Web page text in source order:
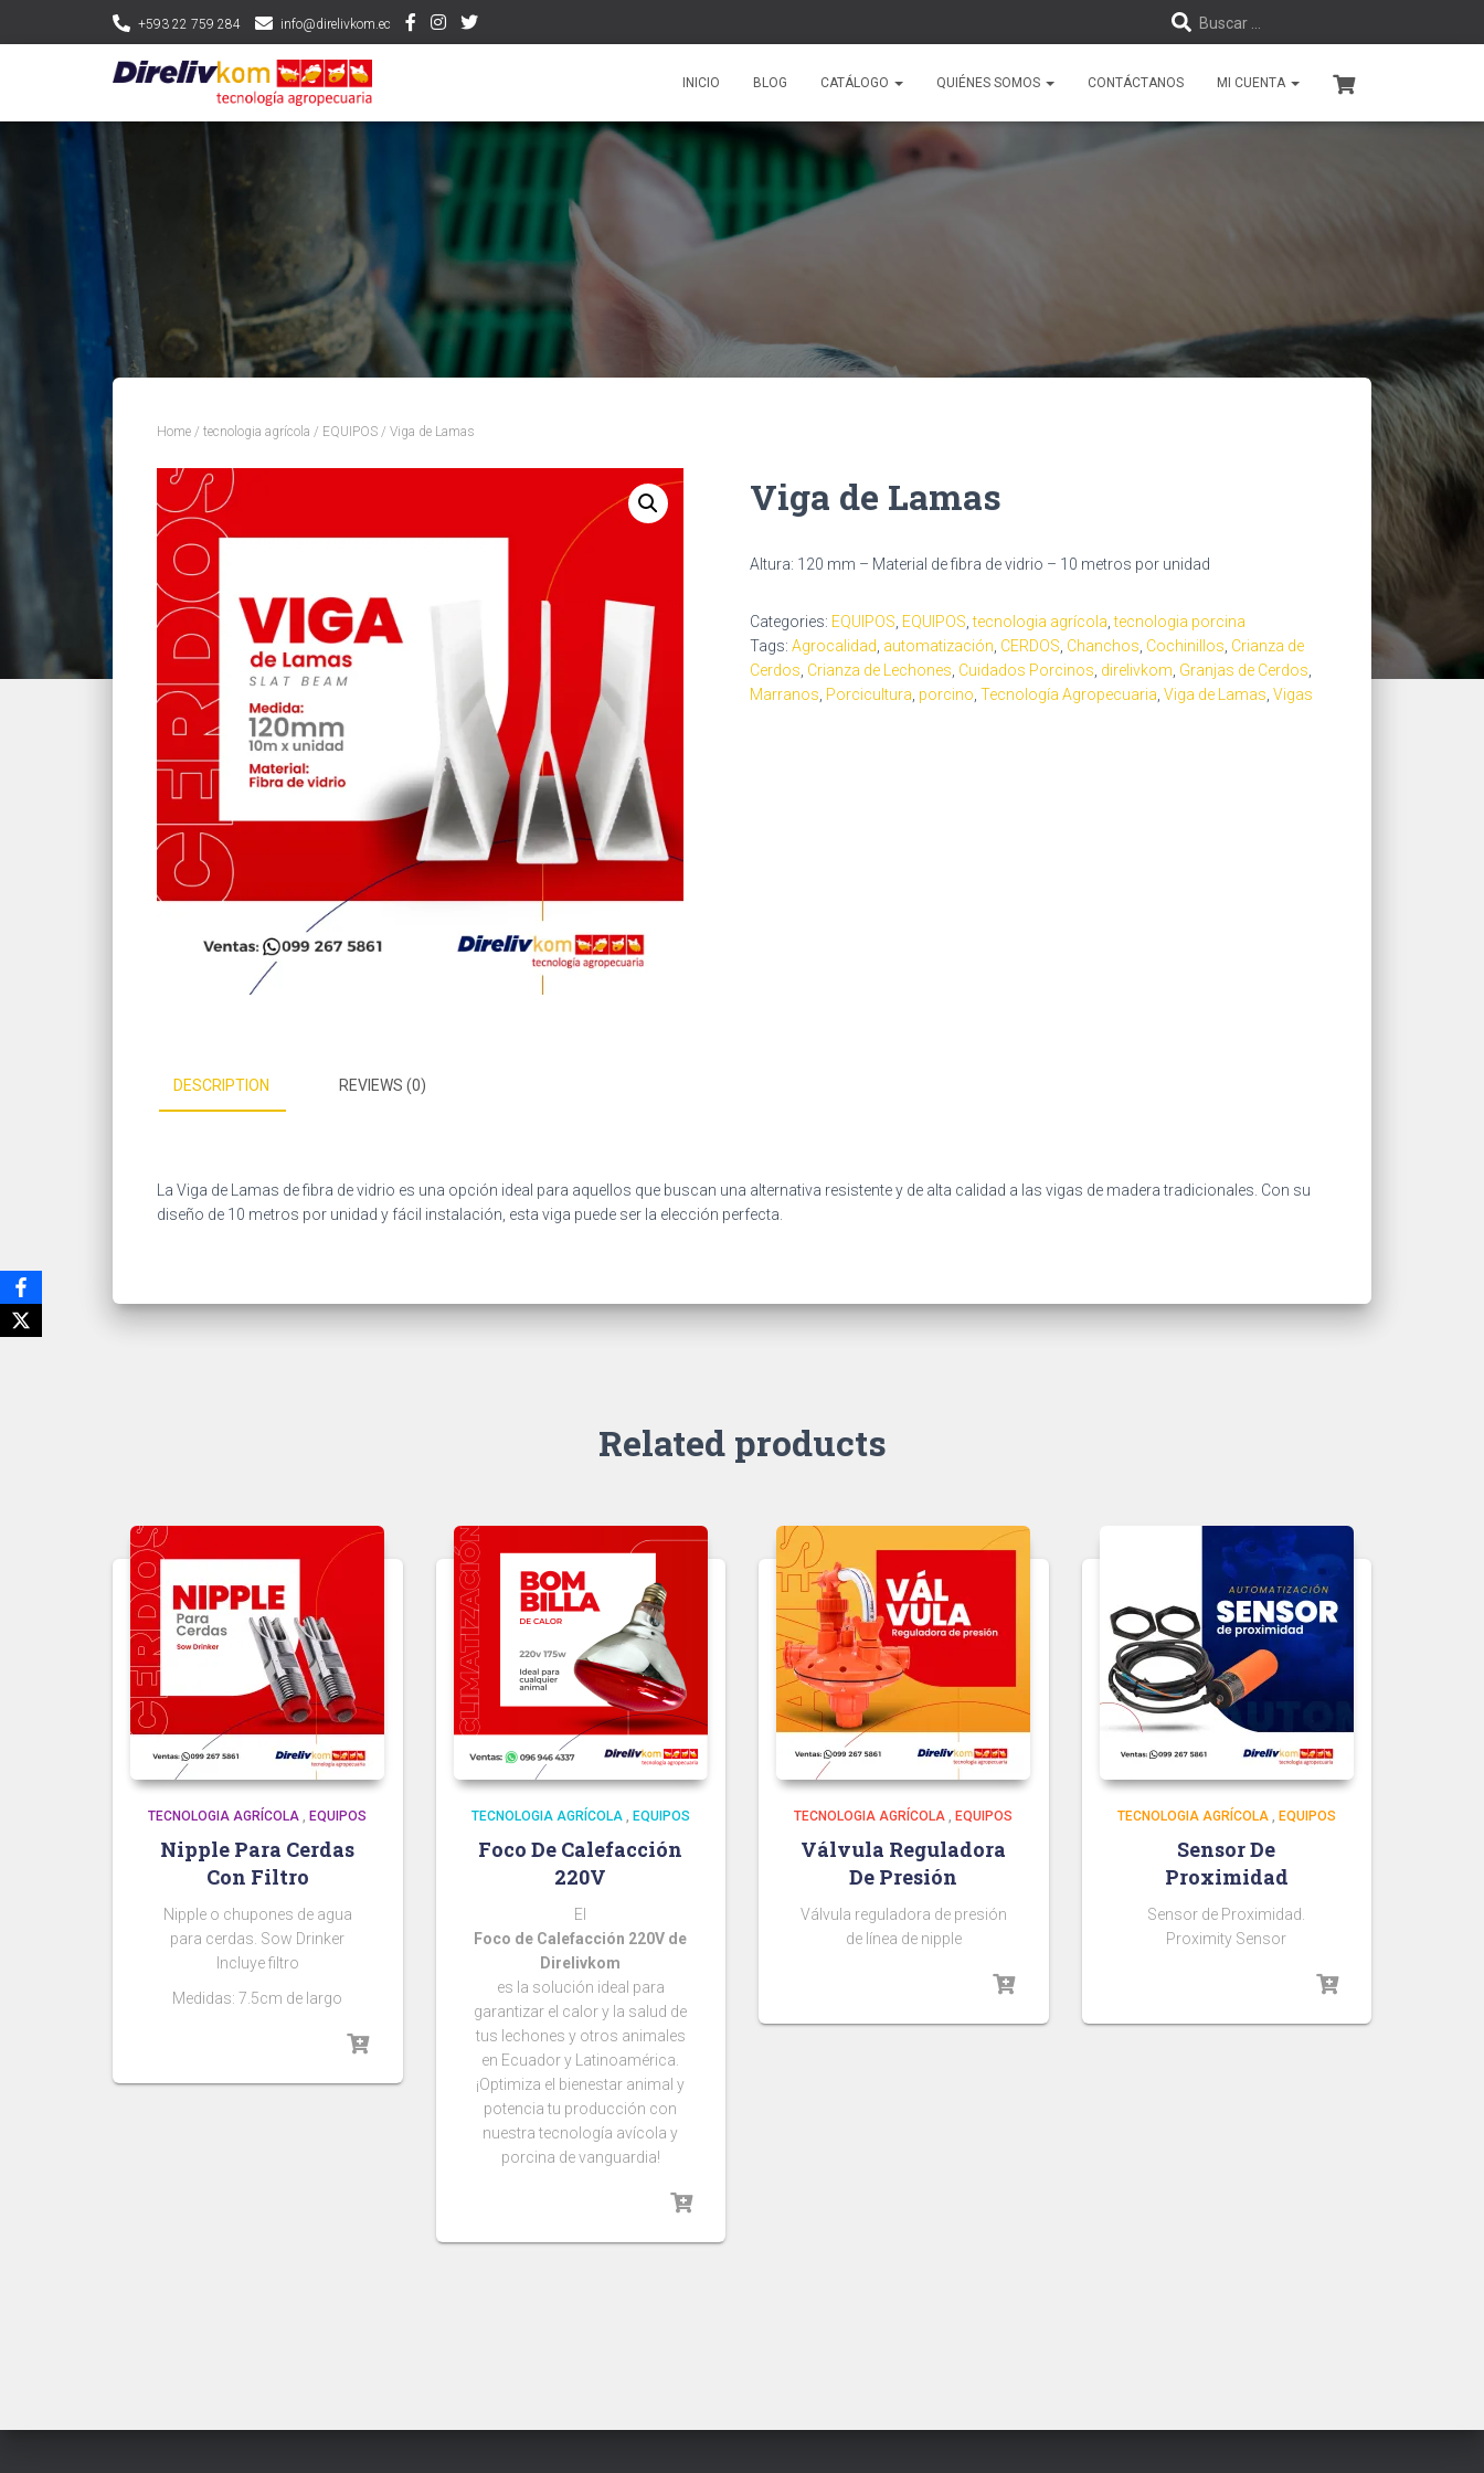
Buscar …
+593 22 759 284 info@direlivkom.ec
INICIO BLOG CATÁLOGO QUIÉNES SOMOS CONTÁCTANOS MI CUENTA
Home / tecnologia agrícola / EQUIPOS / Viga de Lamas
Viga de Lamas
Altura: 120 mm – Material de fibra de vidrio – 10 metros por unidad
Categories: EQUIPOS EQUIPOS ,tecnologia agrícola ,tecnologia porcina
Tags: Agrocalidad automatización CERDOS Chanchos Cochinillos Crianza de
Cerdos Crianza de Lechones Cuidados Porcinos direlivkom Granjas de Cerdos
Marranos Porcicultura porcino Tecnología Agropecuaria Viga de Lamas Vigas
DESCRIPTION REVIEWS (0)
La Viga de Lamas de fibra de vidrio es una opción ideal para aquellos que buscan una alternativa resistente y de alta calidad a las vigas de madera tradicionales. Con su
diseño de 10 metros por unidad y fácil instalación, esta viga puede ser la elección perfecta.
Related products
TECNOLOGIA AGRÍCOLA , EQUIPOS
Nipple Para Cerdas
Con Filtro
Nipple o chupones de agua
para cerdas. Sow Drinker
Incluye filtro
Medidas: 7.5cm de largo
TECNOLOGIA AGRÍCOLA, EQUIPOS
Foco De Calefacción
220V
El
Foco de Calefacción 220V de
Direlivkom
es la solución ideal para
garantizar el calor y la salud de
tus lechones y otros animales
en Ecuador y Latinoamérica.
¡Optimiza el bienestar animal y
potencia tu producción con
nuestra tecnología avícola y
porcina de vanguardia!
TECNOLOGIA AGRÍCOLA , EQUIPOS
Válvula Reguladora
De Presión
Válvula reguladora de presión
de línea de nipple
TECNOLOGIA AGRÍCOLA, EQUIPOS
Sensor De
Proximidad
Sensor de Proximidad.
Proximity Sensor